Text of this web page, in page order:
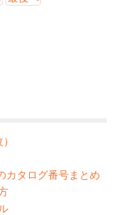
カタログ番号まとめ